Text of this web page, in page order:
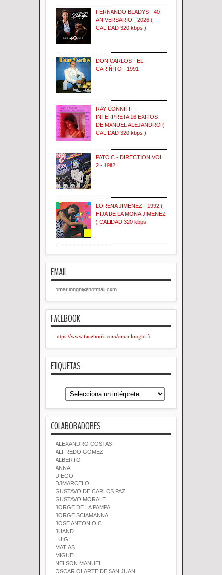
FERNANDO BLADYS - 40
ANIVERSARIO - 2026 (
CALIDAD 320 kbps )
DON CARLOS - EL
CARIÑITO - 1991
RAY CONNIFF -
INTERPRETA 16 EXITOS
DE MANUEL ALEJANDRO (
CALIDAD 320 kbps )
PATO C - DIRECTION VOL
2 - 1982
LORENA JIMENEZ - 1992 (
HIJA DE LA MONA JIMENEZ
) CALIDAD 320 kbps
EMAIL
omar.longhi@hotmail.com
FACEBOOK
https://www.facebook.com/omar.longhi.3
ETIQUETAS
COLABORADORES
ALEXANDRO COSTAS
ALFREDO GOMEZ
ALBERTO
ANNA
DIEGO
DJMARCELO
GUSTAVO DE CARLOS PAZ
GUSTAVO MORALE
JORGE DE LA PAMPA
JORGE SCIAMANNA
JOSE ANTONIO C.
JUAND
LUIGI
MATIAS
MIGUEL
NELSON MANUEL
OSCAR OLARTE DE SAN JUAN